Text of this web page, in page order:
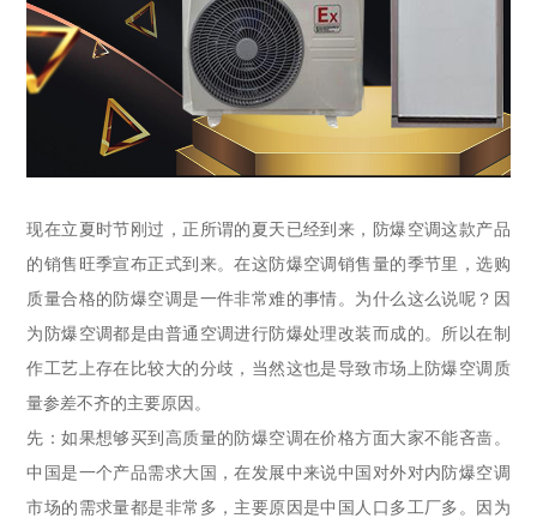
现在立夏时节刚过，正所谓的夏天已经到来，防爆空调这款产品
的销售旺季宣布正式到来。在这防爆空调销售量的季节里，选购
质量合格的防爆空调是一件非常难的事情。为什么这么说呢？因
为防爆空调都是由普通空调进行防爆处理改装而成的。所以在制
作工艺上存在比较大的分歧，当然这也是导致市场上防爆空调质
量参差不齐的主要原因。
先：如果想够买到高质量的防爆空调在价格方面大家不能吝啬。
中国是一个产品需求大国，在发展中来说中国对外对内防爆空调
市场的需求量都是非常多，主要原因是中国人口多工厂多。因为